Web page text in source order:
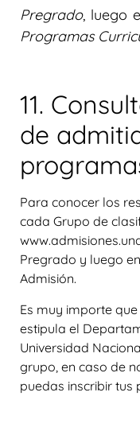
Pregrado, luego
Programas
11.
de
Para conocer los
cada Grupo de
Pregrado y luego
Admisión.
Es muy importe
estipula el
Universidad
grupo, en caso de
puedas inscribir tus